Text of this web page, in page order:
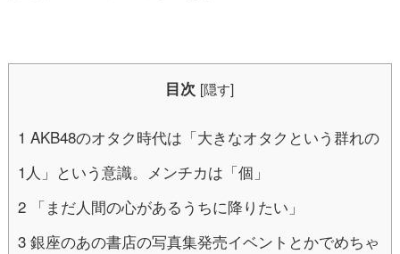
目次 [隠す]
1 AKB48のオタク時代は「大きなオタクという群れの
1人」という意識。メンチカは「個」
2「まだ人間の心があるうちに降りたい」
3銀座のあの書店の写真集発売イベントとかでめちゃ